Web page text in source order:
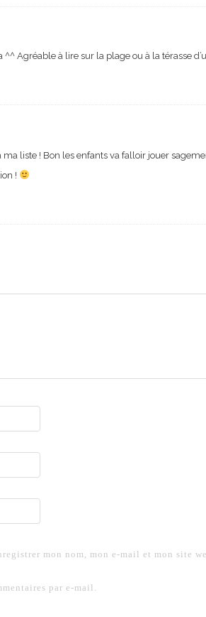
^^ Agréable à lire sur la plage ou à la térasse
ma liste ! Bon les enfants va falloir jouer
!
mon nom, mon e-mail et mon site
par e-mail.